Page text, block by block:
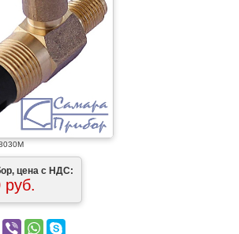
цена с НДС:
руб.